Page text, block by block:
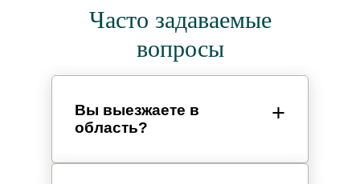
Часто задаваемые
вопросы
Вы выезжаете в
область?